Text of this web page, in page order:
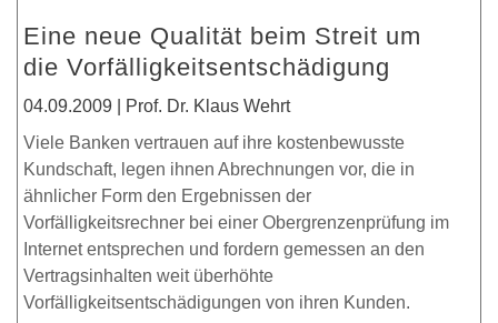
Eine neue Qualität beim Streit um
die Vorfälligkeitsentschädigung
04.09.2009 | Prof. Dr. Klaus Wehrt
Viele Banken vertrauen auf ihre kostenbewusste
Kundschaft, legen ihnen Abrechnungen vor, die in
ähnlicher Form den Ergebnissen der
Vorfälligkeitsrechner bei einer Obergrenzenprüfung im
Internet entsprechen und fordern gemessen an den
Vertragsinhalten weit überhöhte
Vorfälligkeitsentschädigungen von ihren Kunden.